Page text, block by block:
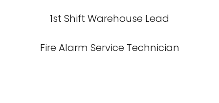
1st Shift Warehouse Lead
Fire Alarm Service Technician